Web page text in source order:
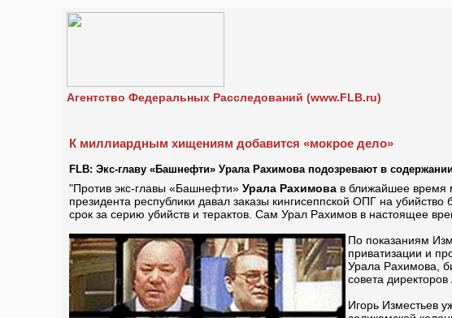
Агентство Федеральных Расследований (www.FLB.ru)
К миллиардным хищениям добавится «мокрое дело»
FLB: Экс-главу «Башнефти» Урала Рахимова подозревают в
"Против экс-главы «Башнефти» Урала Рахимова в ближайшее время
президента республики давал заказы кингисеппской ОПГ на
срок за серию убийств и терактов. Сам Урал Рахимов в настоящее
По показаниям
приватизации и
Урала Рахимова,
совета
Игорь Изместьев